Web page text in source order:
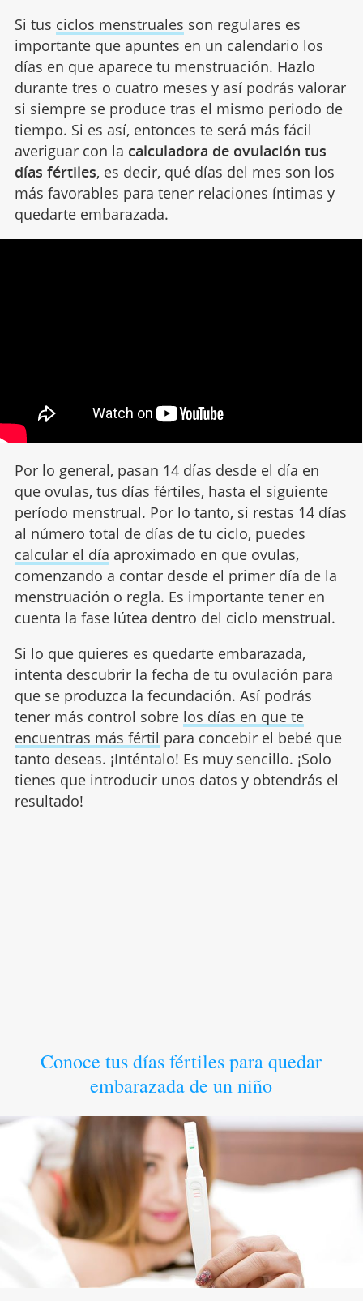
Si tus ciclos menstruales son regulares es
importante que apuntes en un calendario los
días en que aparece tu menstruación. Hazlo
durante tres o cuatro meses y así podrás valorar
si siempre se produce tras el mismo periodo de
tiempo. Si es así, entonces te será más fácil
averiguar con la calculadora de ovulación tus
días fértiles, es decir, qué días del mes son los
más favorables para tener relaciones íntimas y
quedarte embarazada.
Por lo general, pasan 14 días desde el día en
que ovulas, tus días fértiles, hasta el siguiente
período menstrual. Por lo tanto, si restas 14 días
al número total de días de tu ciclo, puedes
calcular el día aproximado en que ovulas,
comenzando a contar desde el primer día de la
menstruación o regla. Es importante tener en
cuenta la fase lútea dentro del ciclo menstrual.
Si lo que quieres es quedarte embarazada,
intenta descubrir la fecha de tu ovulación para
que se produzca la fecundación. Así podrás
tener más control sobre los días en que te
encuentras más fértil para concebir el bebé que
tanto deseas. ¡Inténtalo! Es muy sencillo. ¡Solo
tienes que introducir unos datos y obtendrás el
resultado!
Conoce tus días fértiles para quedar
embarazada de un niño